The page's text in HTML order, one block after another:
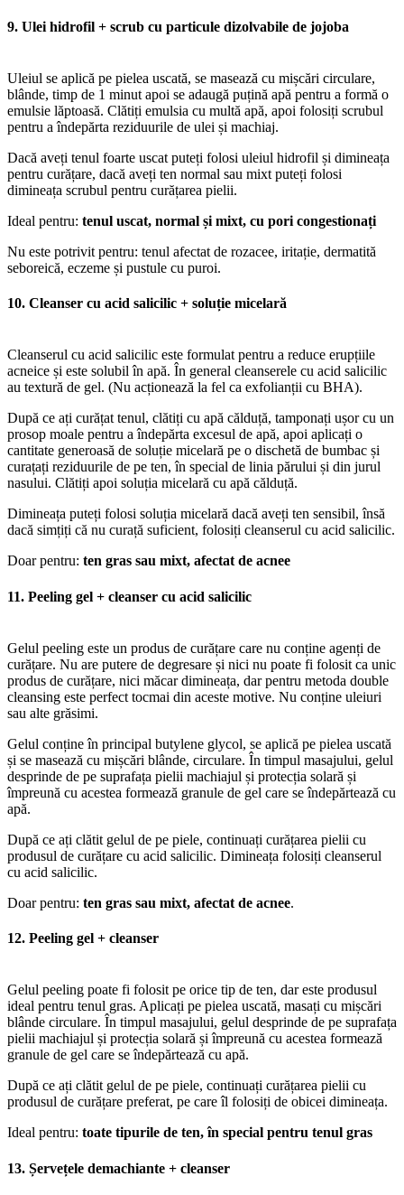
9. Ulei hidrofil + scrub cu particule dizolvabile de jojoba
Uleiul se aplică pe pielea uscată, se masează cu mișcări circulare,
blânde, timp de 1 minut apoi se adaugă puțină apă pentru a formă o
emulsie lăptoasă. Clătiți emulsia cu multă apă, apoi folosiți scrubul
pentru a îndepărta reziduurile de ulei și machiaj.
Dacă aveți tenul foarte uscat puteți folosi uleiul hidrofil și dimineața
pentru curățare, dacă aveți ten normal sau mixt puteți folosi
dimineața scrubul pentru curățarea pielii.
Ideal pentru: tenul uscat, normal și mixt, cu pori congestionați
Nu este potrivit pentru: tenul afectat de rozacee, iritație, dermatită
seboreică, eczeme și pustule cu puroi.
10. Cleanser cu acid salicilic + soluție micelară
Cleanserul cu acid salicilic este formulat pentru a reduce erupțiile
acneice și este solubil în apă. În general cleanserele cu acid salicilic
au textură de gel. (Nu acționează la fel ca exfolianții cu BHA).
După ce ați curățat tenul, clătiți cu apă călduță, tamponați ușor cu un
prosop moale pentru a îndepărta excesul de apă, apoi aplicați o
cantitate generoasă de soluție micelară pe o dischetă de bumbac și
curațați reziduurile de pe ten, în special de linia părului și din jurul
nasului. Clătiți apoi soluția micelară cu apă călduță.
Dimineața puteți folosi soluția micelară dacă aveți ten sensibil, însă
dacă simțiți că nu curață suficient, folosiți cleanserul cu acid salicilic.
Doar pentru: ten gras sau mixt, afectat de acnee
11. Peeling gel + cleanser cu acid salicilic
Gelul peeling este un produs de curățare care nu conține agenți de
curățare. Nu are putere de degresare și nici nu poate fi folosit ca unic
produs de curățare, nici măcar dimineața, dar pentru metoda double
cleansing este perfect tocmai din aceste motive. Nu conține uleiuri
sau alte grăsimi.
Gelul conține în principal butylene glycol, se aplică pe pielea uscată
și se masează cu mișcări blânde, circulare. În timpul masajului, gelul
desprinde de pe suprafața pielii machiajul și protecția solară și
împreună cu acestea formează granule de gel care se îndepărtează cu
apă.
După ce ați clătit gelul de pe piele, continuați curățarea pielii cu
produsul de curățare cu acid salicilic. Dimineața folosiți cleanserul
cu acid salicilic.
Doar pentru: ten gras sau mixt, afectat de acnee.
12. Peeling gel + cleanser
Gelul peeling poate fi folosit pe orice tip de ten, dar este produsul
ideal pentru tenul gras. Aplicați pe pielea uscată, masați cu mișcări
blânde circulare. În timpul masajului, gelul desprinde de pe suprafața
pielii machiajul și protecția solară și împreună cu acestea formează
granule de gel care se îndepărtează cu apă.
După ce ați clătit gelul de pe piele, continuați curățarea pielii cu
produsul de curățare preferat, pe care îl folosiți de obicei dimineața.
Ideal pentru: toate tipurile de ten, în special pentru tenul gras
13. Șervețele demachiante + cleanser